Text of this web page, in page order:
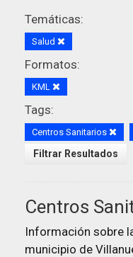
Temáticas:
Salud
Formatos:
KML
Tags:
Centros Sanitarios
Filtrar Resultados
Centros
Información sobre
municipio de